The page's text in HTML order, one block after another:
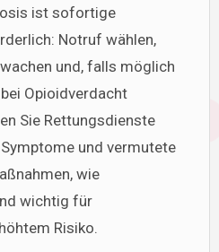
ist sofortige
Notruf wählen,
und, falls möglich
Opioidverdacht
Sie Rettungsdienste
und vermutete
wie
wichtig für
Risiko.